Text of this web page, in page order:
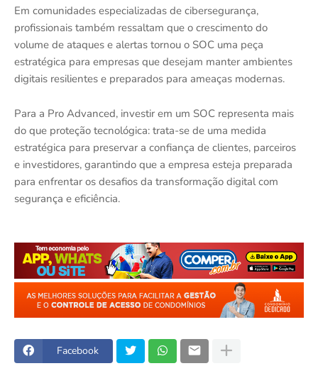
Em comunidades especializadas de cibersegurança,
profissionais também ressaltam que o crescimento do
volume de ataques e alertas tornou o SOC uma peça
estratégica para empresas que desejam manter ambientes
digitais resilientes e preparados para ameaças modernas.
Para a Pro Advanced, investir em um SOC representa mais
do que proteção tecnológica: trata-se de uma medida
estratégica para preservar a confiança de clientes, parceiros
e investidores, garantindo que a empresa esteja preparada
para enfrentar os desafios da transformação digital com
segurança e eficiência.
Facebook